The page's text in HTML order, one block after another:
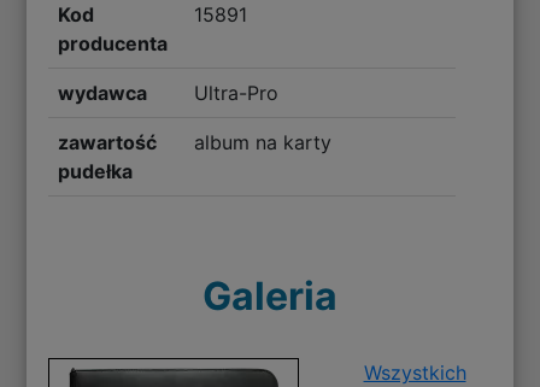
Kod
producenta
15891
wydawca Ultra-Pro
zawartość
pudełka
album na karty
Galeria
Wszystkich